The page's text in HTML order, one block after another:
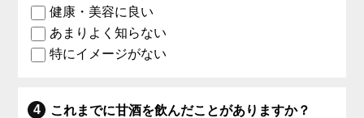
健康・美容に良い
あまりよく知らない
特にイメージがない
これまでに甘酒を飲んだことがありますか？